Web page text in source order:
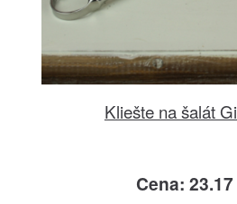
Kliešte na šalát
Cena: